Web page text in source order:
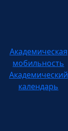
Академическая
мобильность
Академический
календарь